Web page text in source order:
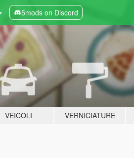
5mods on Discord
VEICOLI VERNICIATURE